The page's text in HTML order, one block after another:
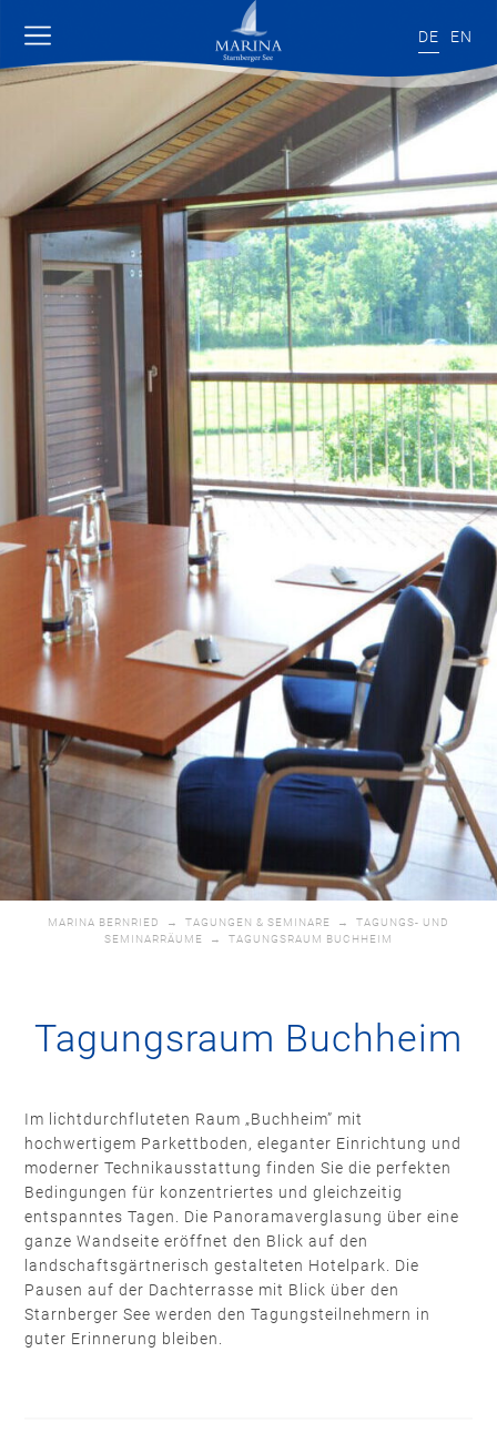
DE EN
MARINA BERNRIED → TAGUNGEN & SEMINARE → TAGUNGS- UND
SEMINARRÄUME → TAGUNGSRAUM BUCHHEIM
Tagungsraum Buchheim
Im lichtdurchfluteten Raum „Buchheim” mit
hochwertigem Parkettboden, eleganter Einrichtung und
moderner Technikausstattung finden Sie die perfekten
Bedingungen für konzentriertes und gleichzeitig
entspanntes Tagen. Die Panoramaverglasung über eine
ganze Wandseite eröffnet den Blick auf den
landschaftsgärtnerisch gestalteten Hotelpark. Die
Pausen auf der Dachterrasse mit Blick über den
Starnberger See werden den Tagungsteilnehmern in
guter Erinnerung bleiben.